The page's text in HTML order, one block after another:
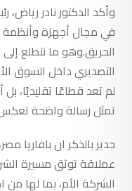
في مجال أجهزة وأنظمة
الحريق.وهو ما نتطلع إلى
لم تعد قطاعًا تقليديًا،
تمثل رسالة واضحة تعكس